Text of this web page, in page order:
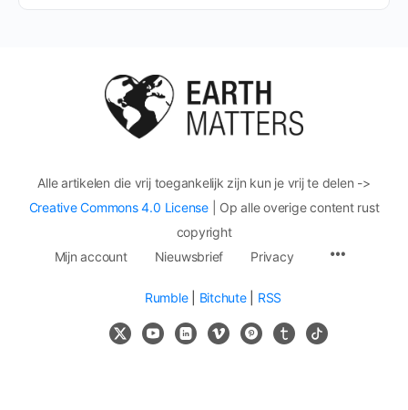
Alle artikelen die vrij toegankelijk zijn kun je vrij te delen ->
Creative Commons 4.0 License| Op alle overige content rust
copyright
Mijn account
Nieuwsbrief Privacy
Rumble| Bitchute| RSS